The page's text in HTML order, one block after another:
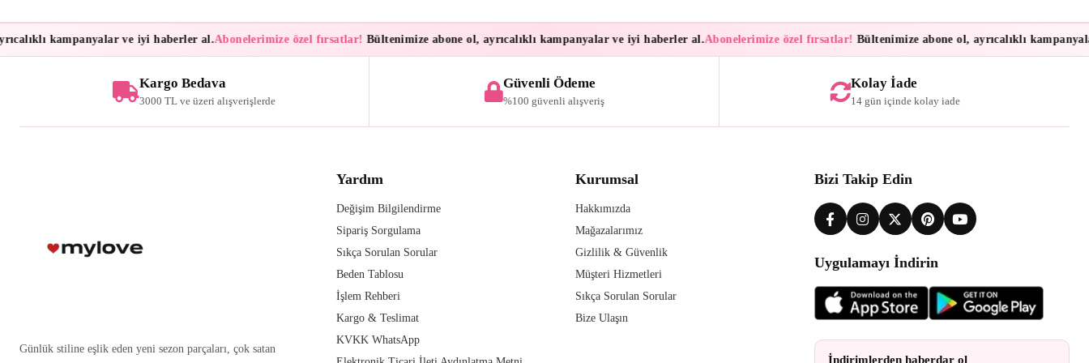
kampanyalar ve iyi haberler al.Abonelerimize özel fırsatlar!Bültenimize abone ol, ayrıcalıklı kampanyalar ve iyi haberler al.Abonelerimize özel fırsatlar!Bültenimize abone ol, ayrıcalıklı
Kargo Bedava
3000 TL ve üzeri alışverişlerde
Güvenli Ödeme
%100 güvenli alışveriş
Kolay İade
14 gün içinde kolay iade
Günlük stiline eşlik eden yeni sezon parçaları, çok satan
Yardım
Değişim Bilgilendirme
Sipariş Sorgulama
Sıkça Sorulan Sorular
Beden Tablosu
İşlem Rehberi
Kargo & Teslimat
KVKK WhatsApp
Kurumsal
Hakkımızda
Mağazalarımız
Gizlilik & Güvenlik
Müşteri Hizmetleri
Sıkça Sorulan Sorular
Bize Ulaşın
Bizi Takip Edin
Uygulamayı İndirin
İndirimlerden haberdar ol